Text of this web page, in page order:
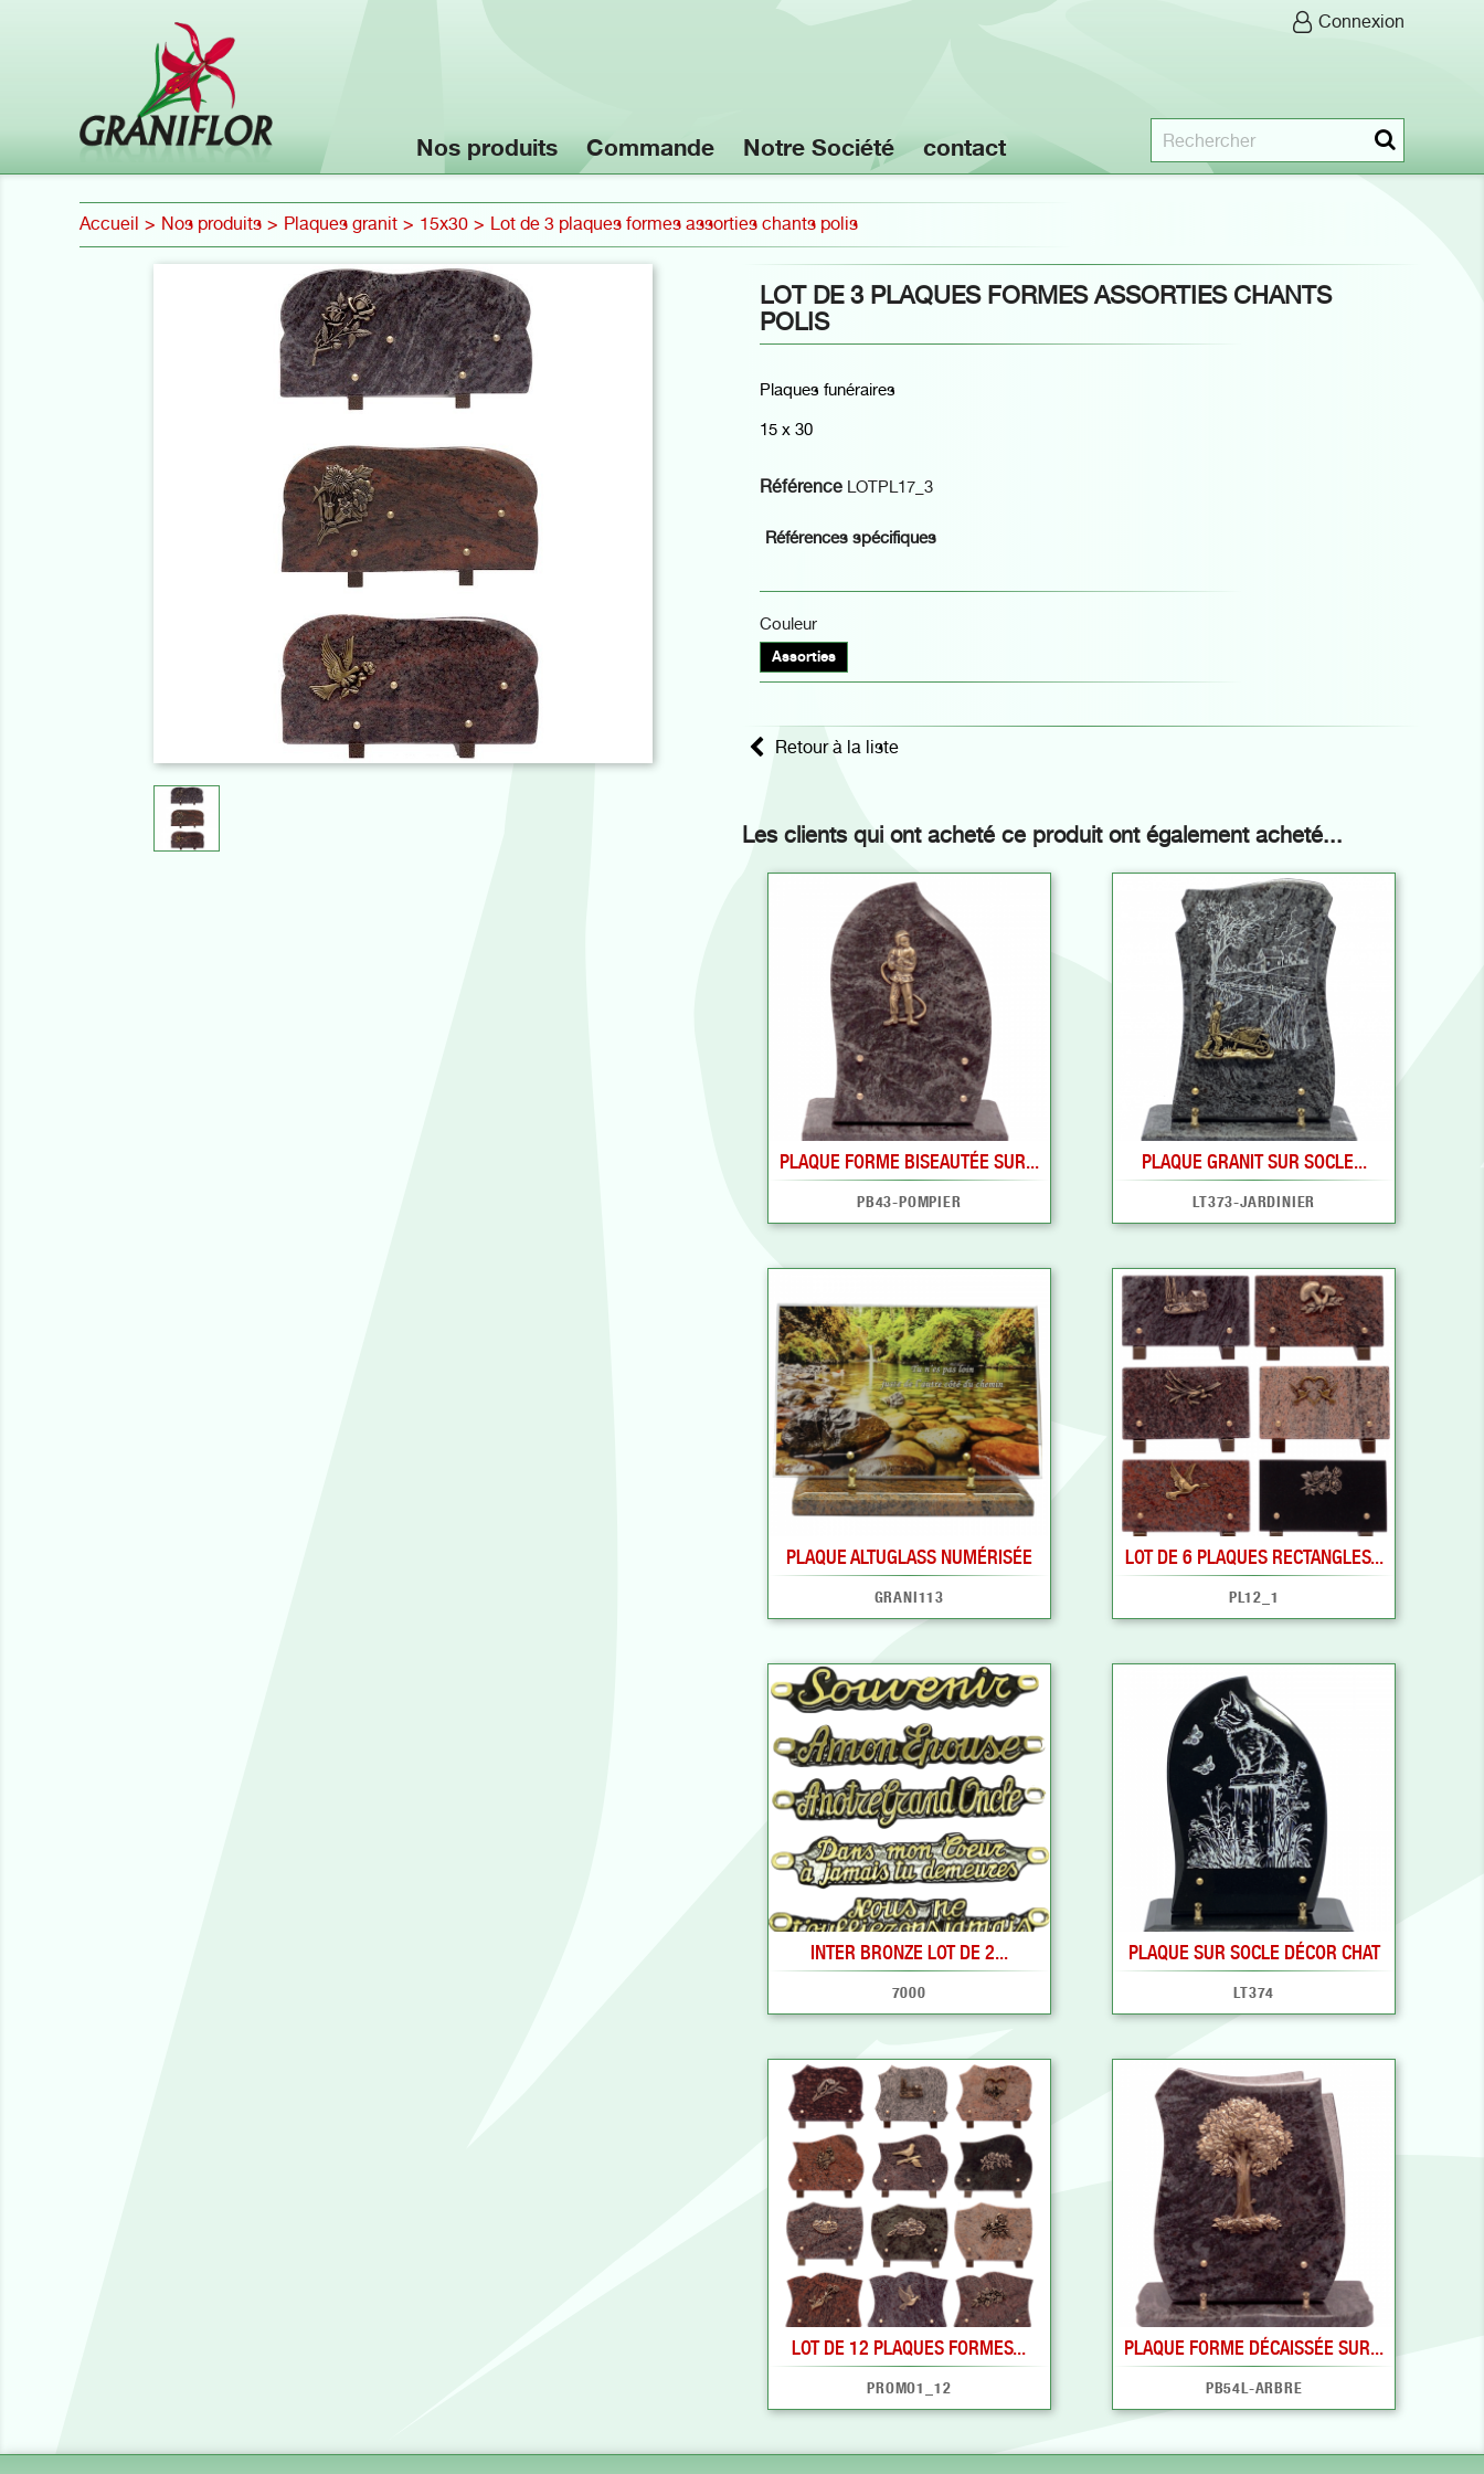
Connexion
Nos produits Commande Notre Société contact
Accueil Nos produits Plaques granit 15x30 Lot de 3 plaques formes assorties chants polis
LOT DE 3 PLAQUES FORMES ASSORTIES CHANTS
POLIS
Plaques funéraires
15 x 30
Référence LOTPL17_3
Références spécifiques
Couleur
Assorties
Retour à la liste
Les clients qui ont acheté ce produit ont également acheté...
PLAQUE FORME BISEAUTÉE SUR...
PB43-POMPIER
PLAQUE GRANIT SUR SOCLE...
LT373-JARDINIER
PLAQUE ALTUGLASS NUMÉRISÉE
GRANI113
LOT DE 6 PLAQUES RECTANGLES...
PL12_1
INTER BRONZE LOT DE 2...
7000
PLAQUE SUR SOCLE DÉCOR CHAT
LT374
LOT DE 12 PLAQUES FORMES...
PROMO1_12
PLAQUE FORME DÉCAISSÉE SUR...
PB54L-ARBRE